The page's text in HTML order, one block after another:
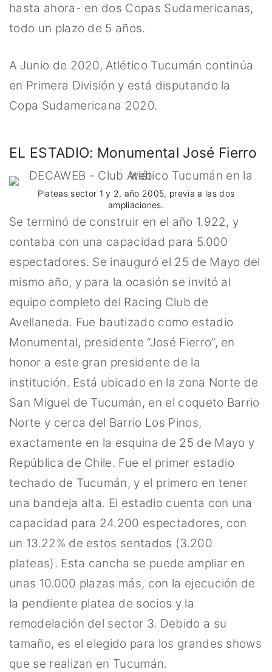
hasta ahora- en dos Copas Sudamericanas,
todo un plazo de 5 años.
A Junio de 2020, Atlético Tucumán continúa
en Primera División y está disputando la
Copa Sudamericana 2020.
EL ESTADIO: Monumental José Fierro
Plateas sector 1 y 2, año 2005, previa a las dos
ampliaciones.
Se terminó de construir en el año 1.922, y
contaba con una capacidad para 5.000
espectadores. Se inauguró el 25 de Mayo del
mismo año, y para la ocasión se invitó al
equipo completo del Racing Club de
Avellaneda. Fue bautizado como estadio
Monumental, presidente “José Fierro”, en
honor a este gran presidente de la
institución. Está ubicado en la zona Norte de
San Miguel de Tucumán, en el coqueto Barrio
Norte y cerca del Barrio Los Pinos,
exactamente en la esquina de 25 de Mayo y
República de Chile. Fue el primer estadio
techado de Tucumán, y el primero en tener
una bandeja alta. El estadio cuenta con una
capacidad para 24.200 espectadores, con
un 13.22% de estos sentados (3.200
plateas). Esta cancha se puede ampliar en
unas 10.000 plazas más, con la ejecución de
la pendiente platea de socios y la
remodelación del sector 3. Debido a su
tamaño, es el elegido para los grandes shows
que se realizan en Tucumán.